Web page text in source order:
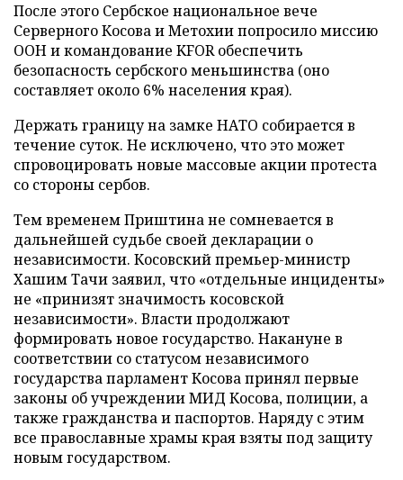
После этого Сербское национальное вече
Серверного Косова и Метохии попросило миссию
ООН и командование KFOR обеспечить
безопасность сербского меньшинства (оно
составляет около 6% населения края).
Держать границу на замке НАТО собирается в
течение суток. Не исключено, что это может
спровоцировать новые массовые акции протеста
со стороны сербов.
Тем временем Приштина не сомневается в
дальнейшей судьбе своей декларации о
независимости. Косовский премьер-министр
Хашим Тачи заявил, что «отдельные инциденты»
не «принизят значимость косовской
независимости». Власти продолжают
формировать новое государство. Накануне в
соответствии со статусом независимого
государства парламент Косова принял первые
законы об учреждении МИД Косова, полиции, а
также гражданства и паспортов. Наряду с этим
все православные храмы края взяты под защиту
новым государством.